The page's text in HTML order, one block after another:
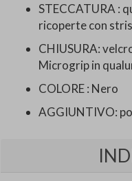
STECCATURA :
ricoperte con
CHIUSURA:
Microgrip in
COLORE : Nero
AGGIUNTIVO: